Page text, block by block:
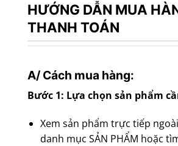
HƯỚNG DẪN MUA
THANH TOÁN
A/ Cách mua hàng:
Bước 1: Lựa chọn sản phẩm
Xem sản phẩm trực tiếp
danh mục SẢN PHẨM hoặc